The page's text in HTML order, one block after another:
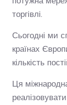
торгівлі.
Сьогодні ми
країнах
кількість
Ця